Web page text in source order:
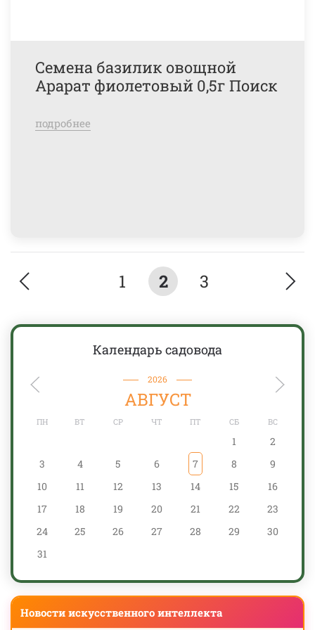
Семена базилик овощной
Арарат фиолетовый 0,5г Поиск
подробнее
1 2 3
Календарь садовода
2026
АВГУСТ
ПН ВТ СР ЧТ ПТ СБ ВС
1
2
3
4 5 6 7 8
9
10
11 12 13 14 15
16
17
18 19 20 21 22
23
24
25 26 27 28 29
30
31
Новости искусственного интеллекта